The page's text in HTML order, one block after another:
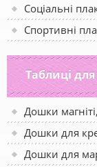
Соціальні
Спортивні
Таблиці
Дошки
Дошки для
Дошки для